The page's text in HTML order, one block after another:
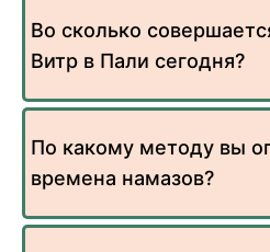
Во сколько
Витр в Пали сегодня?
По какому методу вы
времена намазов?